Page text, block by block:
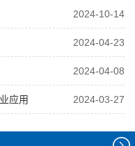
2024-10-14
2024-04-23
2024-04-08
应用 2024-03-27